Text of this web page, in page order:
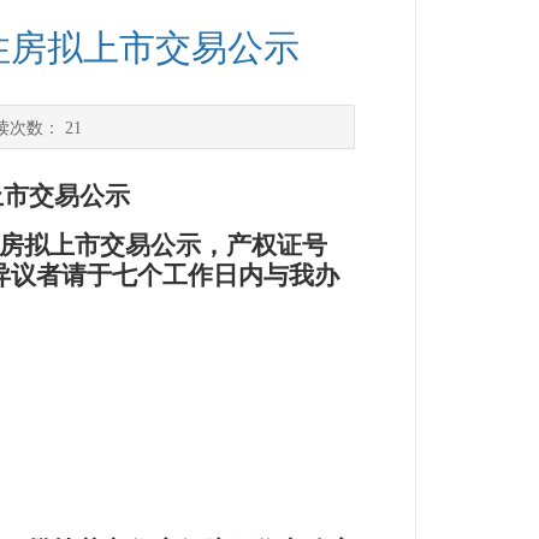
拟上市交易公示
数： 21
交易公示
拟上市交易公示 ， 产权证号
议者请于七个工作日内与我办